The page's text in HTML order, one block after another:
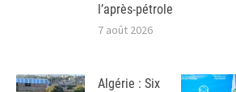
l’après-pétrole
7 août 2026
Algérie : Six